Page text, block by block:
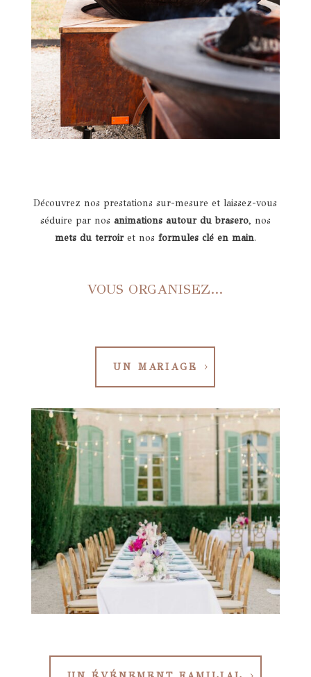
Découvrez nos prestations sur-mesure et laissez-vous
séduire par nos animations autour du brasero, nos
mets du terroiret nos formules clé en main.
VOUS ORGANISEZ…
UN MARIAGE